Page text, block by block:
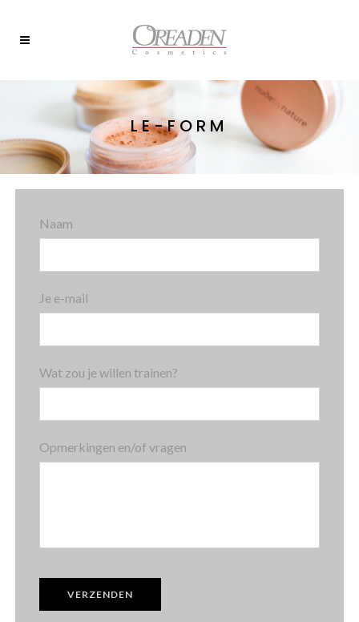
LE-FORM
Naam
Je e-mail
Wat zou je willen trainen?
Opmerkingen en/of vragen